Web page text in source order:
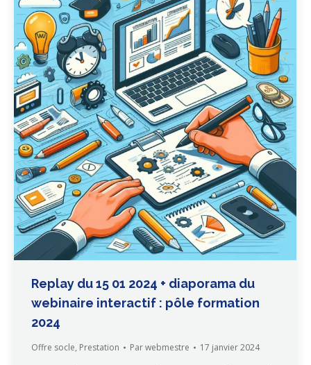
Replay du 15 01 2024 + diaporama du
webinaire interactif : pôle formation
2024
Offre socle, Prestation Parwebmestre 17 janvier 2024